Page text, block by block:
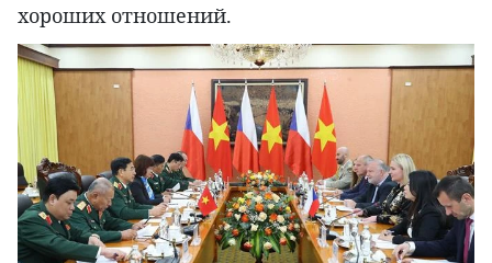
хороших отношений.